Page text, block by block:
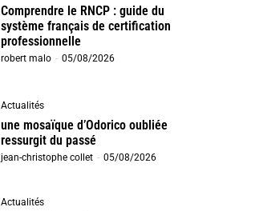
Comprendre le RNCP : guide du
système français de certification
professionnelle
robert malo - 05/08/2026
Actualités
une mosaïque d’Odorico oubliée
ressurgit du passé
jean-christophe collet - 05/08/2026
Actualités